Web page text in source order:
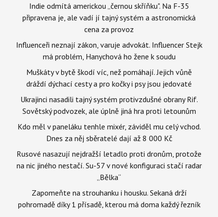
Indie odmítá americkou „černou skříňku". Na F-35
připravena je, ale vadí jí tajný systém a astronomická
cena za provoz
Influenceři neznají zákon, varuje advokát. Influencer Stejk
má problém, Hanychová ho žene k soudu
Muškáty v bytě škodí víc, než pomáhají. Jejich vůně
dráždí dýchací cesty a pro kočky i psy jsou jedovaté
Ukrajinci nasadili tajný systém protivzdušné obrany Rif.
Sovětský podvozek, ale úplně jiná hra proti letounům
Kdo měl v paneláku tenhle mixér, záviděl mu celý vchod.
Dnes za něj sběratelé dají až 8 000 Kč
Rusové nasazují nejdražší letadlo proti dronům, protože
na nic jiného nestačí. Su-57 v nové konfiguraci stačí radar
„Bělka“
Zapomeňte na strouhanku i housku. Sekaná drží
pohromadě díky 1 přísadě, kterou má doma každý řezník